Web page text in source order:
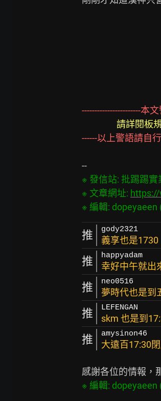
-----------------------本
請詳閱板
------以上警語請自
※ 發信站: 批踢踢
※ 文章網址:
推 gody2321
義享也是1730
推 happyadam
幸好中午就出
推 neo0516
夢時代也是到
推 LEFENGAN
skm 也是到
推 amysinon46
大遠百17:30